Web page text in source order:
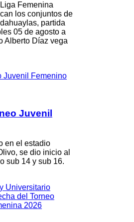
Femenina
los conjuntos de
partida
05 de agosto a
Alberto Díaz vega
Juvenil
en el estadio
se dio inicio al
sub 14 y sub 16.